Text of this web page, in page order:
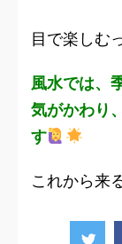
目で楽しむ
風水では、
気がかわり
す
これから来